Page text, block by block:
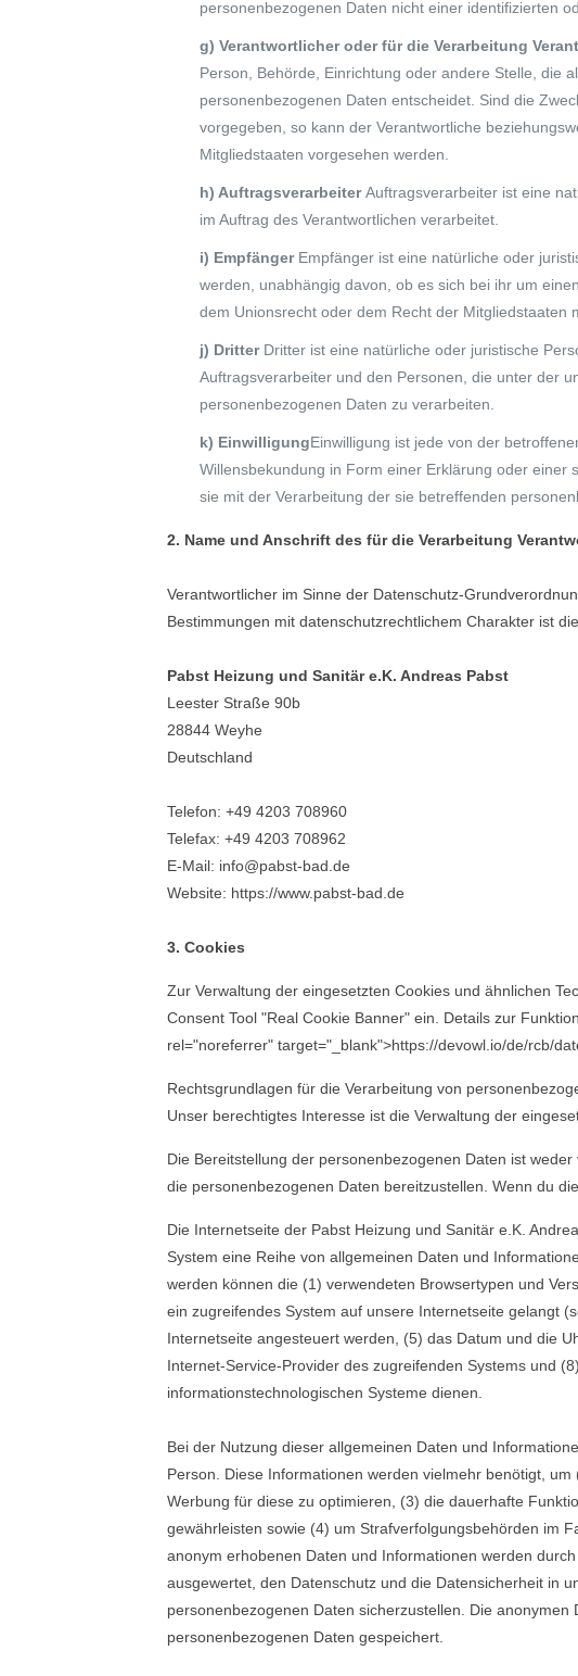
personenbezogenen Daten nicht einer identifizierten
g) Verantwortlicher oder für die Verarbeitung
Person, Behörde, Einrichtung oder andere Stelle, die
personenbezogenen Daten entscheidet. Sind die
vorgegeben, so kann der Verantwortliche
Mitgliedstaaten vorgesehen werden.
h) AuftragsverarbeiterAuftragsverarbeiter ist eine
im Auftrag des Verantwortlichen verarbeitet.
i) Empfänger Empfänger ist eine natürliche oder
werden, unabhängig davon, ob es sich bei ihr um
dem Unionsrecht oder dem Recht der Mitgliedstaaten
j) Dritter Dritter ist eine natürliche oder juristische
Auftragsverarbeiter und den Personen, die unter der
personenbezogenen Daten zu verarbeiten.
k) EinwilligungEinwilligung ist jede von der
Willensbekundung in Form einer Erklärung oder
sie mit der Verarbeitung der sie betreffenden
2. Name und Anschrift des für die Verarbeitung
Verantwortlicher im Sinne der Datenschutz-
Bestimmungen mit datenschutzrechtlichem Charakter ist
Pabst Heizung und Sanitär e.K. Andreas Pabst
Leester Straße 90b
28844 Weyhe
Deutschland
Telefon: +49 4203 708960
Telefax: +49 4203 708962
E-Mail: info@pabst-bad.de
Website: https://www.pabst-bad.de
3. Cookies
Zur Verwaltung der eingesetzten Cookies und ähnlichen
Consent Tool "Real Cookie Banner" ein. Details zur
rel="noreferrer" target="_blank">https://devowl.io/de/rcb/
Rechtsgrundlagen für die Verarbeitung von
Unser berechtigtes Interesse ist die Verwaltung der
Die Bereitstellung der personenbezogenen Daten ist
die personenbezogenen Daten bereitzustellen. Wenn du
Die Internetseite der Pabst Heizung und Sanitär e.K.
System eine Reihe von allgemeinen Daten und
werden können die (1) verwendeten Browsertypen und
ein zugreifendes System auf unsere Internetseite gelangt
Internetseite angesteuert werden, (5) das Datum und die
Internet-Service-Provider des zugreifenden Systems und
informationstechnologischen Systeme dienen.
Bei der Nutzung dieser allgemeinen Daten und
Person. Diese Informationen werden vielmehr benötigt,
Werbung für diese zu optimieren, (3) die dauerhafte
gewährleisten sowie (4) um Strafverfolgungsbehörden im
anonym erhobenen Daten und Informationen werden
ausgewertet, den Datenschutz und die Datensicherheit in
personenbezogenen Daten sicherzustellen. Die
personenbezogenen Daten gespeichert.